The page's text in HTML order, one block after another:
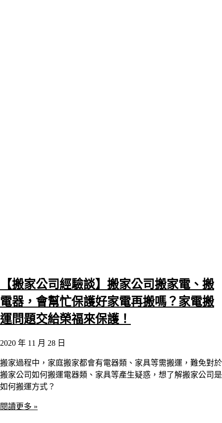
【搬家公司經驗談】搬家公司搬家電、搬
電器，會幫忙保護好家電再搬嗎？家電搬
運問題交給榮福來保護！
2020 年 11 月 28 日
搬家過程中，家庭搬家都會有電器類、家具等需搬運，難免對於
搬家公司如何搬運電器類、家具等產生疑惑，想了解搬家公司是
如何搬運方式？
閱讀更多 »